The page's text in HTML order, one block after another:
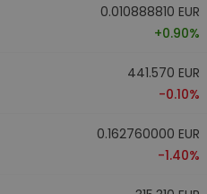
0.010888810 EUR
+0.90%
441.570 EUR
-0.10%
0.162760000 EUR
-1.40%